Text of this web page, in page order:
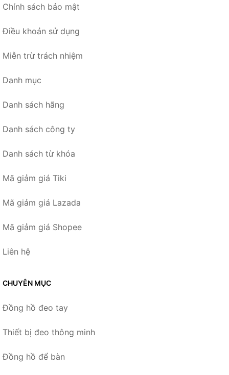
Chính sách bảo mật
Điều khoản sử dụng
Miễn trừ trách nhiệm
Danh mục
Danh sách hãng
Danh sách công ty
Danh sách từ khóa
Mã giảm giá Tiki
Mã giảm giá Lazada
Mã giảm giá Shopee
Liên hệ
CHUYÊN MỤC
Đồng hồ đeo tay
Thiết bị đeo thông minh
Đồng hồ để bàn